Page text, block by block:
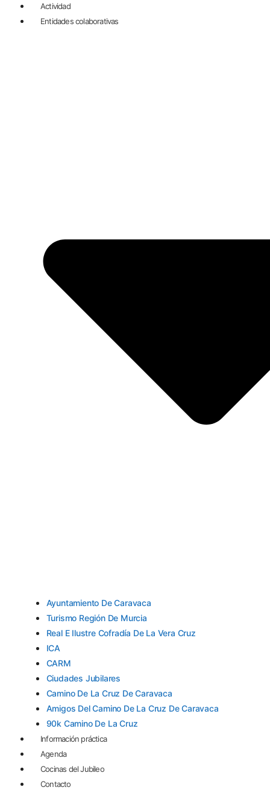
Actividad
Entidades colaborativas
Ayuntamiento De Caravaca
Turismo Región De Murcia
Real E Ilustre Cofradía De La Vera Cruz
ICA
CARM
Ciudades Jubilares
Camino De La Cruz De Caravaca
Amigos Del Camino De La Cruz De Caravaca
90k Camino De La Cruz
Información práctica
Agenda
Cocinas del Jubileo
Contacto